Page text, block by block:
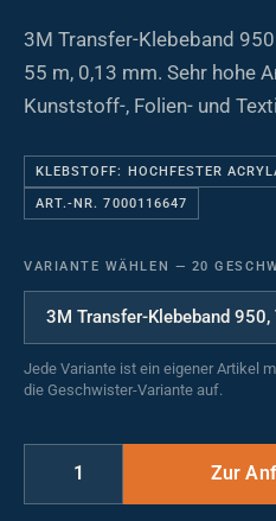
3M Transfer-Klebeband
55 m, 0,13 mm. Sehr hohe
Kunststoff-, Folien- und
KLEBSTOFF: HOCHFESTER
ART.-NR. 7000116647
VARIANTE WÄHLEN — 20
Jede Variante ist ein eigener Artikel
die Geschwister-Variante auf.